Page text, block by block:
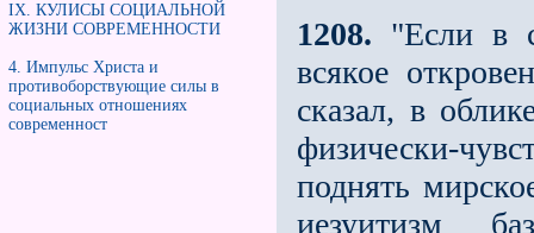
IX. КУЛИСЫ СОЦИАЛЬНОЙ
ЖИЗНИ СОВРЕМЕННОСТИ
4. Импульс Христа и
противоборствующие силы в
социальных отношениях
современност
1208. "Если в
всякое
сказал, в
физически-
поднять
иезуитизм